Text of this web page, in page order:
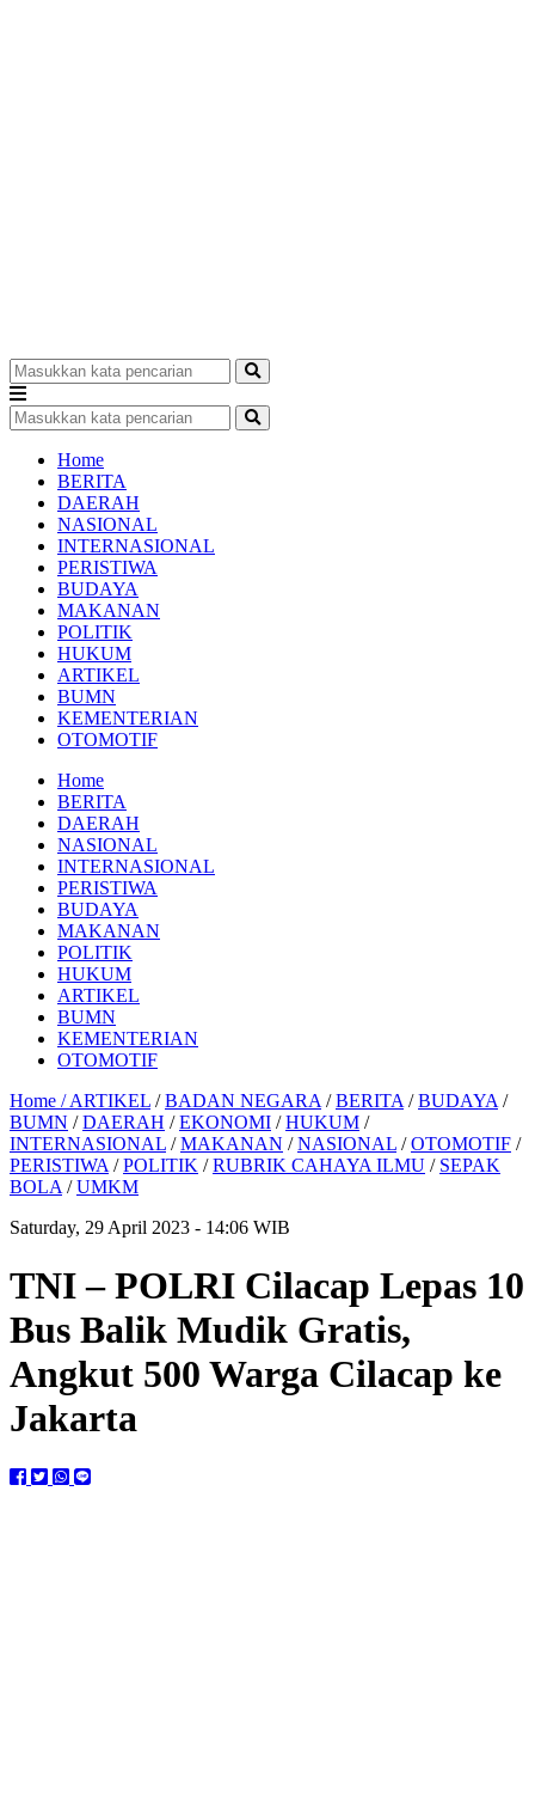
Home
BERITA
DAERAH
NASIONAL
INTERNASIONAL
PERISTIWA
BUDAYA
MAKANAN
POLITIK
HUKUM
ARTIKEL
BUMN
KEMENTERIAN
OTOMOTIF
Home
BERITA
DAERAH
NASIONAL
INTERNASIONAL
PERISTIWA
BUDAYA
MAKANAN
POLITIK
HUKUM
ARTIKEL
BUMN
KEMENTERIAN
OTOMOTIF
Home /ARTIKEL /BADAN NEGARA /BERITA /BUDAYA /
BUMN /DAERAH /EKONOMI /HUKUM /
INTERNASIONAL /MAKANAN /NASIONAL /OTOMOTIF /
PERISTIWA /POLITIK /RUBRIK CAHAYA ILMU / SEPAK
BOLA /UMKM
Saturday, 29 April 2023 - 14:06 WIB
TNI – POLRI Cilacap Lepas 10
Bus Balik Mudik Gratis,
Angkut 500 Warga Cilacap ke
Jakarta